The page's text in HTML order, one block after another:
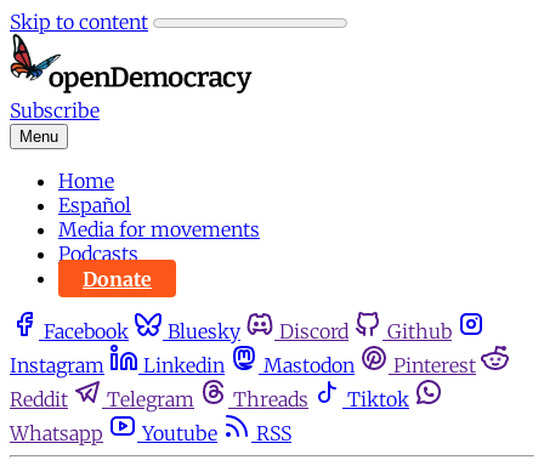
Skip to content
Subscribe
Menu
Home
Español
Media for movements
Podcasts
Donate
Facebook Bluesky Discord
Github
Instagram
Linkedin Mastodon
Pinterest
Reddit
Telegram Threads
Tiktok
Whatsapp
Youtube RSS